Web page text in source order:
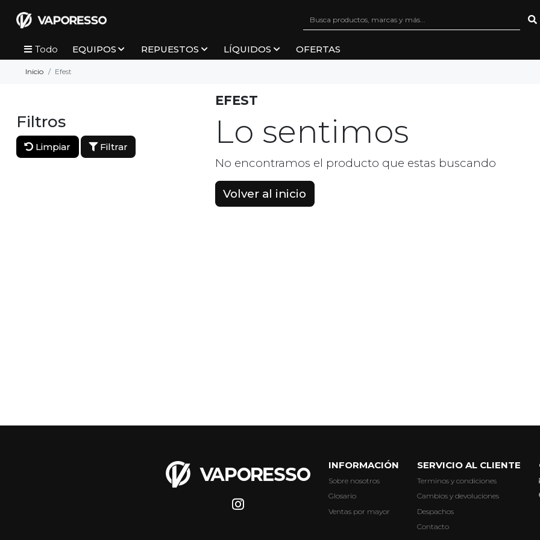
Todo EQUIPOS REPUESTOS LÍQUIDOS OFERTAS
Inicio Efest
EFEST
Filtros
Limpiar Filtrar Lo sentimos
No encontramos el producto que estas buscando
Volver al inicio
INFORMACIÓN
Sobre nosotros
Glosario
Ventas por mayor
SERVICIO AL CLIENTE
Terminos y condiciones
Cambios y devoluciones
Despachos
Contacto